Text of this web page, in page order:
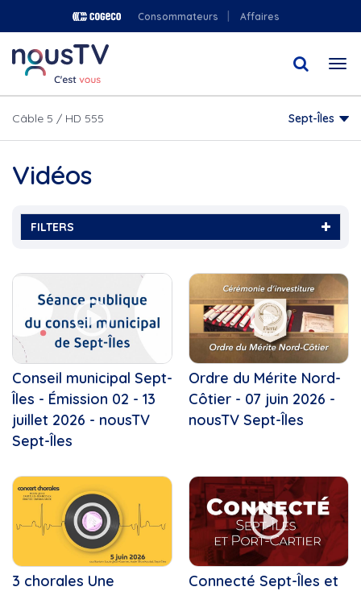
au
contenu
principal
Consommateurs Affaires
Câble 5 / HD 555 Sept-Îles
Vidéos
FILTERS
Conseil municipal Sept-
Îles - Émission 02 - 13
juillet 2026 - nousTV
Sept-Îles
Ordre du Mérite Nord-
Côtier - 07 juin 2026 -
nousTV Sept-Îles
3 chorales Une
Connecté Sept-Îles et